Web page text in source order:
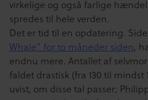
virkelige og også farlige
spredes til hele verden.
Det er tid til en opdatering.
Whale” for to måneder siden,
endnu mere. Antallet af
faldet drastisk (fra 130 til mindst
uvist, om disse tal passer;